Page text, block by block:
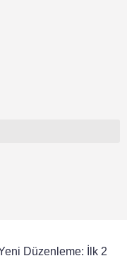
Düzenleme: İlk 2